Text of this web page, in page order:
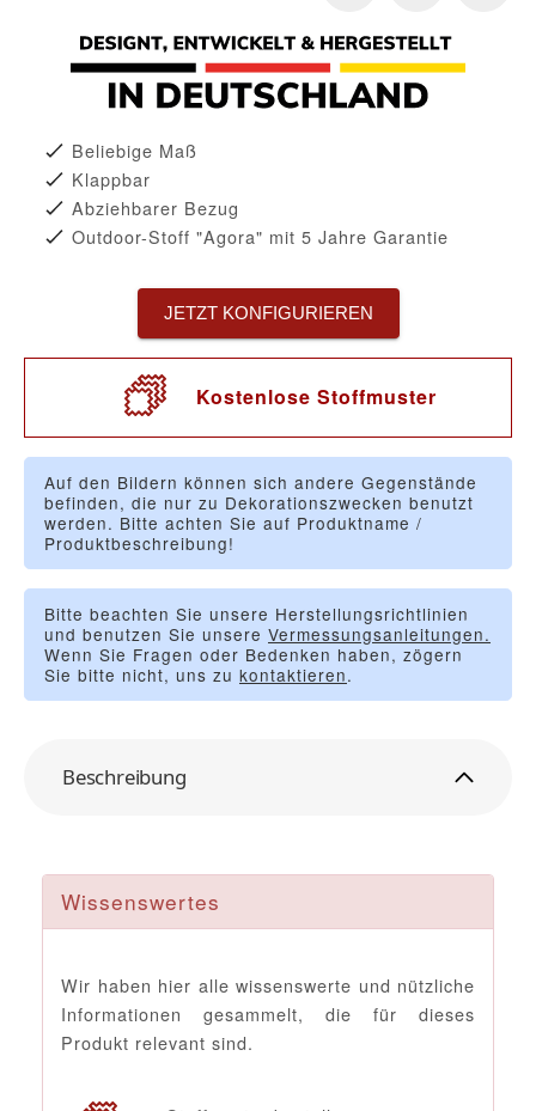
Beliebige Maß
Klappbar
Abziehbarer Bezug
Outdoor-Stoff "Agora" mit 5 Jahre Garantie
JETZT KONFIGURIEREN
Kostenlose Stoffmuster
Auf den Bildern können sich andere Gegenstände
befinden, die nur zu Dekorationszwecken benutzt
werden. Bitte achten Sie auf Produktname /
Produktbeschreibung!
Bitte beachten Sie unsere Herstellungsrichtlinien
und benutzen Sie unsere Vermessungsanleitungen.
Wenn Sie Fragen oder Bedenken haben, zögern
Sie bitte nicht, uns zu kontaktieren.
Beschreibung
Wissenswertes
Wir haben hier alle wissenswerte und nützliche
Informationen gesammelt, die für dieses
Produkt relevant sind.